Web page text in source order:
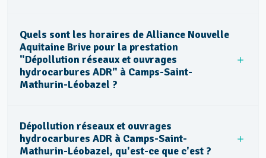
Quels sont les horaires de Alliance Nouvelle
Aquitaine Brive pour la prestation
"Dépollution réseaux et ouvrages
hydrocarbures ADR" à Camps-Saint-
Mathurin-Léobazel ?
Dépollution réseaux et ouvrages
hydrocarbures ADR à Camps-Saint-
Mathurin-Léobazel, qu'est-ce que c'est ?